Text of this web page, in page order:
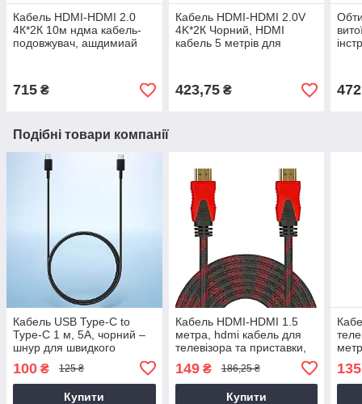
Кабель HDMI-HDMI 2.0
4К*2К 10м ндма кабель-
подовжувач, ашдимиай
715 ₴
Кабель HDMI-HDMI 2.0V
4K*2К Чорний, HDMI
кабель 5 метрів для
423,75₴
Подібні товари компанії
Кабель USB Type-C to
Type-C 1 м, 5A, чорний –
шнур для швидкого
заряджання та передачі
даних
100 ₴ 125 ₴
Купити
Кабель HDMI-HDMI 1.5
метра, hdmi кабель для
телевізора та приставки,
комп'ютера | провод hdmi
для телевизора
149₴ 186,25 ₴
Купити
135